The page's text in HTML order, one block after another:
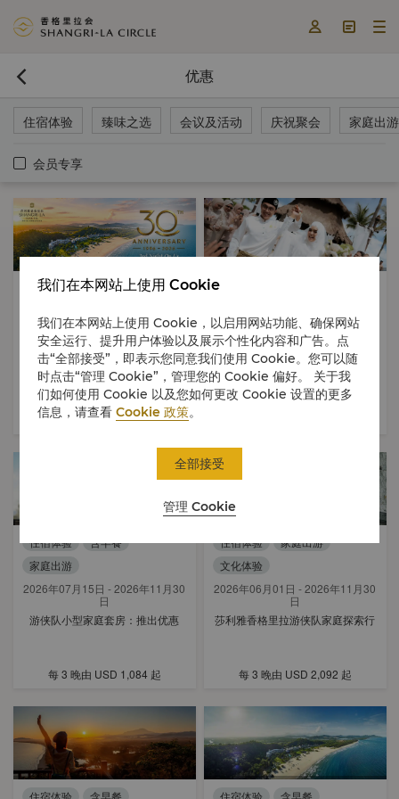
  
 优惠
住宿体验 臻味之选 会议及活动 庆祝聚会 家庭出游
会员专享
住宿体验
含早餐
2026年08月15日 - 2027年01月30
日
限时优惠：住三免一
每 3 晚由USD 556起
Celebrations
2026年07月21日 - 2026年12月30
日
Intimate Wedding Celebration
住宿体验
含早餐
家庭出游
2026年07月15日 - 2026年11月30
日
游侠队小型家庭套房：推出优惠
每 3 晚由 USD 1,084起
住宿体验
家庭出游
文化体验
2026年06月01日 - 2026年11月30
日
莎利雅香格里拉游侠队家庭探索行
每 3 晚由 USD 2,092 起
住宿体验 含早餐 住宿体验 含早餐
我们在本网站上使用 Cookie
我们在本网站上使用 Cookie，以启用网站功能、确保网站
安全运行、提升用户体验以及展示个性化内容和广告。点
击“全部接受”，即表示您同意我们使用 Cookie。您可以随
时点击“管理 Cookie”，管理您的 Cookie 偏好。 关于我
们如何使用 Cookie 以及您如何更改 Cookie 设置的更多
信息，请查看Cookie 政策。
管理 Cookie
全部接受